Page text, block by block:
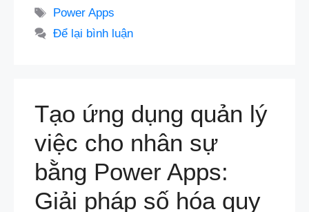
mục
Thẻ
Power Apps
Để lại bình luận
Tạo ứng dụng quản lý
việc cho nhân sự
bằng Power Apps:
Giải pháp số hóa quy